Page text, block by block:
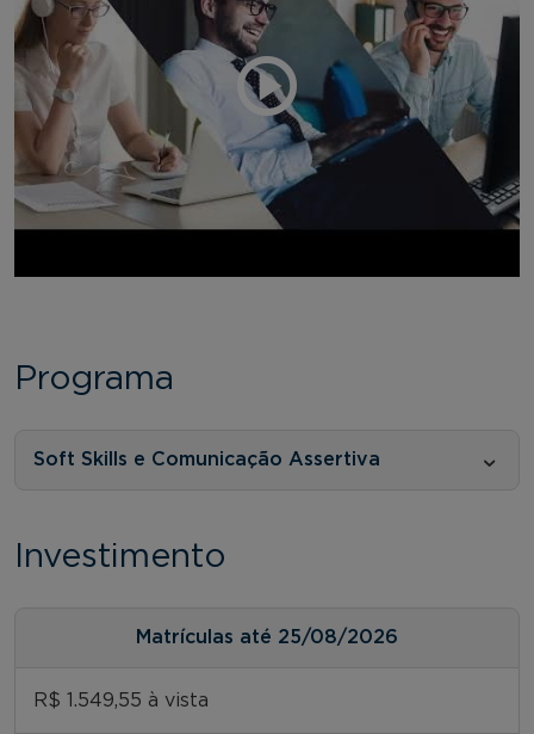
Programa
Soft Skills e Comunicação Assertiva
Investimento
Matrículas até 25/08/2026
R$ 1.549,55 à vista